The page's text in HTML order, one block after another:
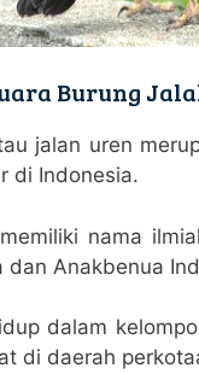
Burung
jalan uren
di Indonesia.
nama
dan Anakbenua
dalam
di daerah